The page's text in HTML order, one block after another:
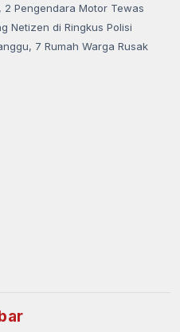
2 Pengendara Motor Tewas
Netizen di Ringkus Polisi
7 Rumah Warga Rusak